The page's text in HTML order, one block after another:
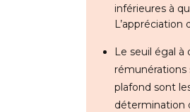
inférieures à
Le seuil égal à
rémunérations
plafond sont
détermination